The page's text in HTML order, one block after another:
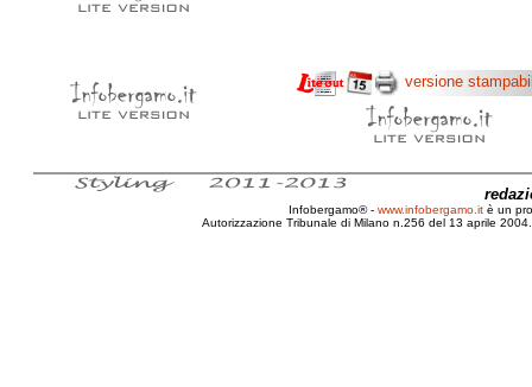
versione
Infobergamo® - www.infobergamo.it è un
Autorizzazione Tribunale di Milano n.256 del 13 aprile